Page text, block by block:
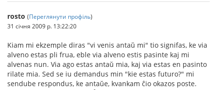
rosto (Переглянути профіль)
31 січня 2009 р. 13:22:20
Kiam mi ekzemple diras "vi venis antaŭ mi" tio signifas, ke via
alveno estas pli frua, eble via alveno estis pasinte kaj mi
alvenas nun. Via ago estas antaŭ mia, kaj via estas en pasinto
rilate mia. Sed se iu demandus min "kie estas futuro?" mi
sendube respondus, ke antaŭe, kvankam ĉio okazos poste.